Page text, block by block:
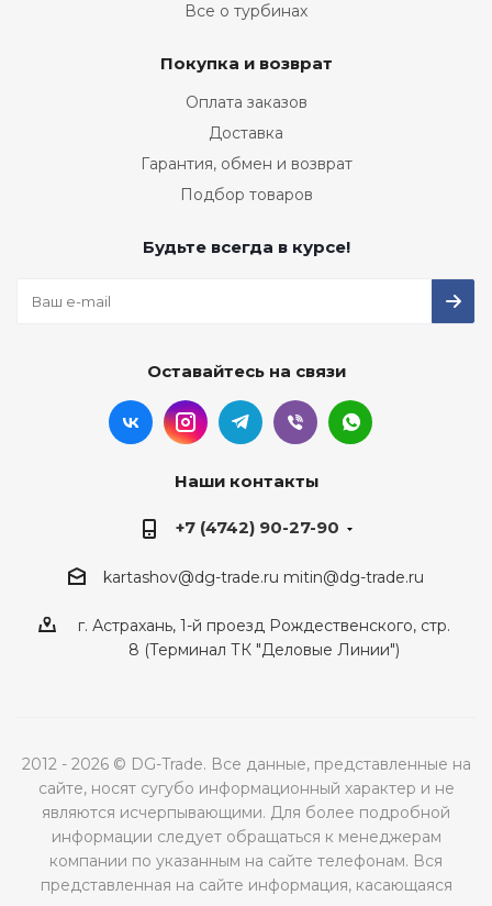
Все о турбинах
Покупка и возврат
Оплата заказов
Доставка
Гарантия, обмен и возврат
Подбор товаров
Будьте всегда в курсе!
Оставайтесь на связи
Наши контакты
+7 (4742) 90-27-90
kartashov@dg-trade.ru mitin@dg-trade.ru
г. Астрахань, 1-й проезд Рождественского, стр.
8 (Терминал ТК "Деловые Линии")
2012 - 2026 © DG-Trade. Все данные, представленные на
сайте, носят сугубо информационный характер и не
являются исчерпывающими. Для более подробной
информации следует обращаться к менеджерам
компании по указанным на сайте телефонам. Вся
представленная на сайте информация, касающаяся